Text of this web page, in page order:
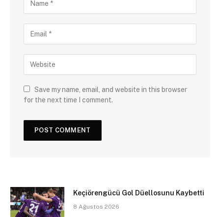
Save my name, email, and website in this browser
for the next time I comment.
Keçiörengücü Gol Düellosunu Kaybetti
8 Ağustos 2026